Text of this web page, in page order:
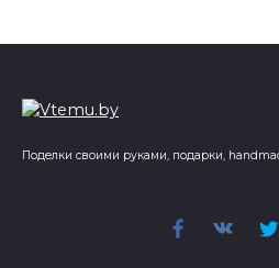
Поделки своими руками, подарки,